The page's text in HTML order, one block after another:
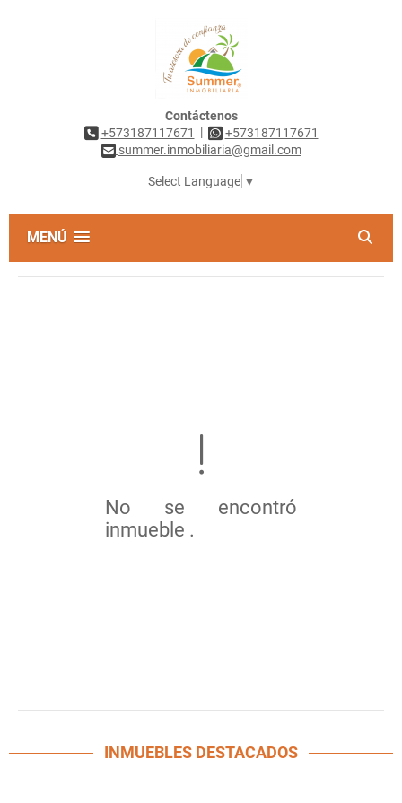
Contáctenos
+573187117671
|
+573187117671
summer.inmobiliaria@gmail.com
Select Language ▼
MENÚ
No se encontró
inmueble .
INMUEBLES DESTACADOS